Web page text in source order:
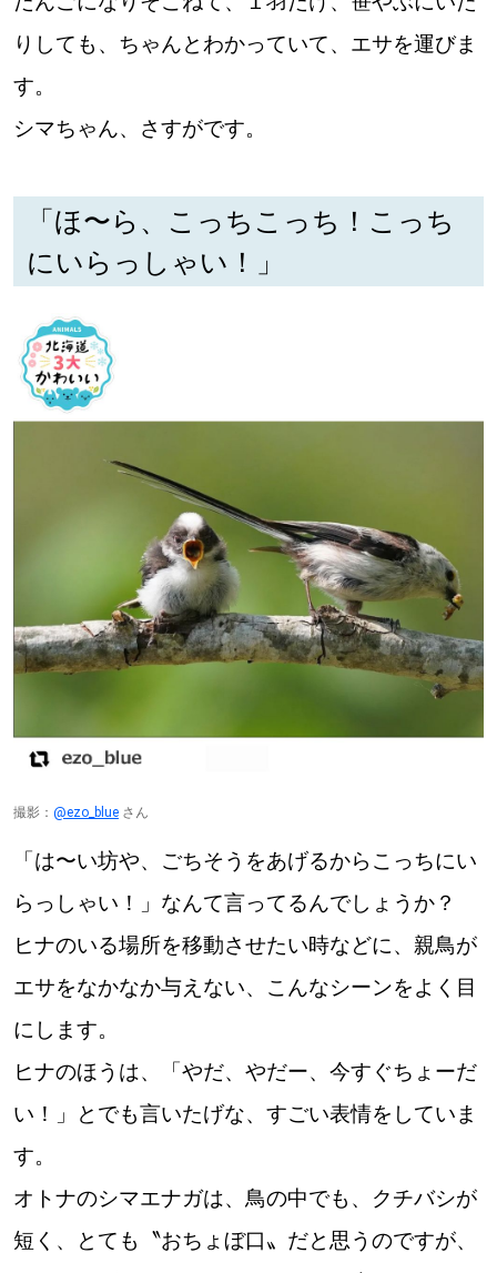
りしても、ちゃんとわかっていて、エサを運びま
す。
シマちゃん、さすがです。
「ほ〜ら、こっちこっち！こっち
にいらっしゃい！」
撮影： @ezo_blueさん
「は〜い坊や、ごちそうをあげるからこっちにい
らっしゃい！」なんて言ってるんでしょうか？
ヒナのいる場所を移動させたい時などに、親鳥が
エサをなかなか与えない、こんなシーンをよく目
にします。
ヒナのほうは、「やだ、やだー、今すぐちょーだ
い！」とでも言いたげな、すごい表情をしていま
す。
オトナのシマエナガは、鳥の中でも、クチバシが
短く、とても〝おちょぼ口〟だと思うのですが、